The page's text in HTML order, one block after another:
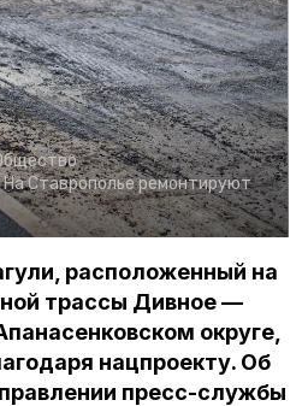
На Ставрополье ремонтируют
расположенный на
трассы Дивное —
округе,
нацпроекту. Об
пресс-службы